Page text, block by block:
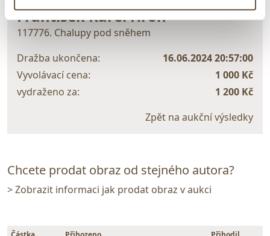
František Karel Hron
117776. Chalupy pod sněhem
Dražba ukončena:
16.06.2024 20:57:00
Vyvolávací cena:
1 000 Kč
vydraženo za:
1 200 Kč
Zpět na aukční výsledky
Chcete prodat obraz od stejného autora?
> Zobrazit informaci jak prodat obraz v aukci